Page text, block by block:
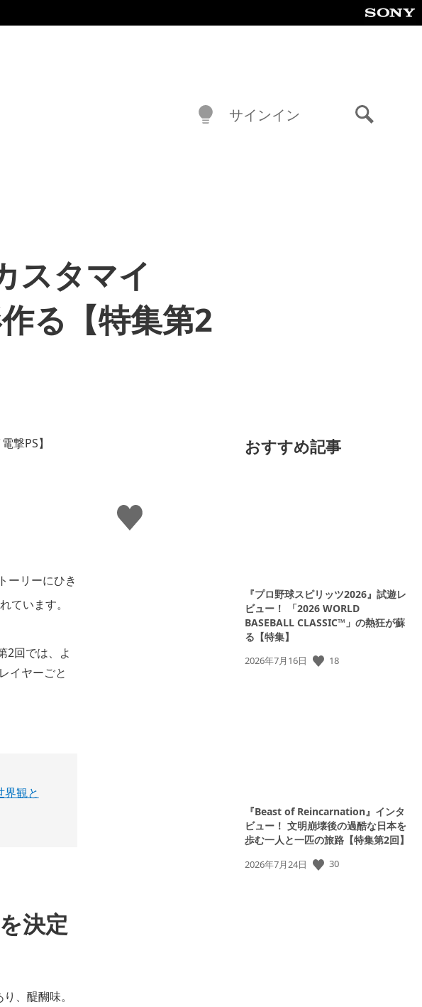
サインイン
スタマイ
る【特集第2
い
い
ね
ーリーにひき
ています。
2回では、よ
イヤーごと
観と
決定
、醍醐味。
おすすめ記事
『プロ野球スピリッツ2026』試遊レ
ビュー！ 「2026 WORLD
BASEBALL CLASSIC™」の熱狂が蘇
る【特集】
公
2026年7月16日 18
『Beast of Reincarnation』インタ
ビュー！ 文明崩壊後の過酷な日本を
歩む一人と一匹の旅路【特集第2回】
公
2026年7月24日 30